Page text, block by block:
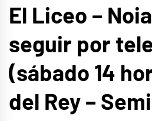
El Liceo –
seguir por
(sábado 14
del Rey –